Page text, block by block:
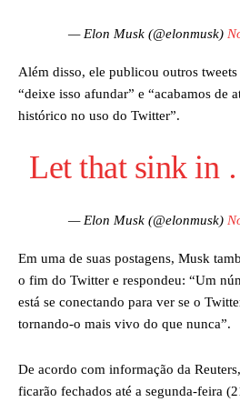
— Elon Musk (@elonmusk)
Além disso, ele publicou outros
“deixe isso afundar” e “acabamos de
histórico no uso do Twitter”.
Let that sink in
— Elon Musk (@elonmusk)
Em uma de suas postagens, Musk
o fim do Twitter e respondeu: “Um
está se conectando para ver se o
tornando-o mais vivo do que nunca”.
De acordo com informação da
ficarão fechados até a segunda-feira